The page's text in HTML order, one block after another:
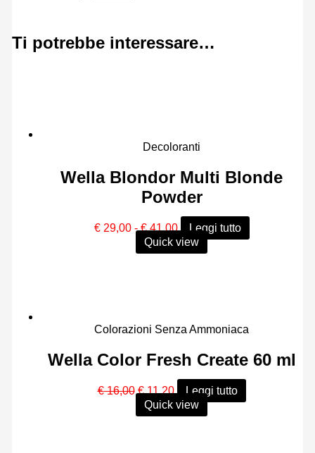
Ti potrebbe interessare…
Decoloranti
Wella Blondor Multi Blonde
Powder
€29,00 - €41,00Fascia
di
prezzo:
Leggi tutto
Quick view
Colorazioni Senza Ammoniaca
Wella Color Fresh Create 60 ml
€16,00 Il
prezzo
originale
€11,20Il
prezzo
attuale
Leggi tutto
Quick view